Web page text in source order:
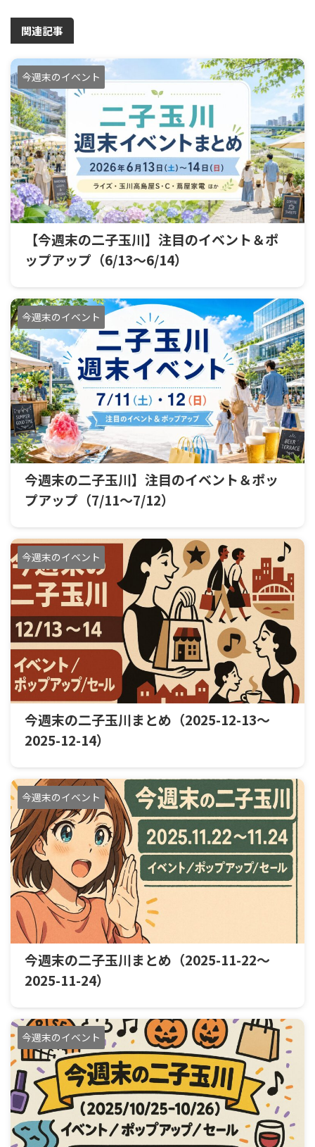
関連記事
今週末のイベント
【今週末の二子玉川】注目のイベント＆ポ
ップアップ（6/13〜6/14）
今週末のイベント
今週末の二子玉川】注目のイベント＆ポッ
プアップ（7/11〜7/12）
今週末のイベント
今週末の二子玉川まとめ（2025-12-13〜
2025-12-14）
今週末のイベント
今週末の二子玉川まとめ（2025-11-22〜
2025-11-24）
今週末のイベント